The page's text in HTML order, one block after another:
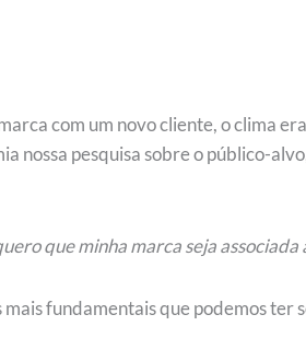
com um novo cliente, o clima
nossa pesquisa sobre o público-
que minha marca seja associada
mais fundamentais que podemos